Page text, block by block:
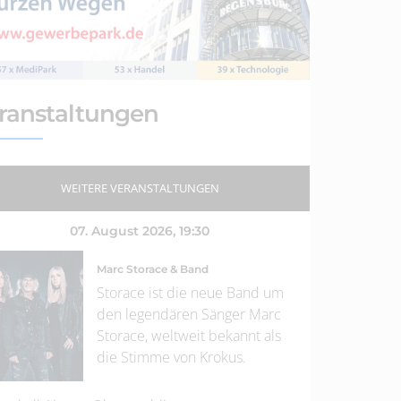
WEITERE VERANSTALTUNGEN
07. August 2026, 19:30
Marc Storace & Band
Storace ist die neue Band um
den legendären Sänger Marc
Storace, weltweit bekannt als
die Stimme von Krokus.